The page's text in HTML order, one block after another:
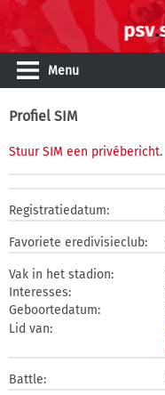
Menu
Profiel SIM
Stuur SIM een privébericht.
Registratiedatum:
Favoriete eredivisieclub:
Vak in het stadion:
Interesses:
Geboortedatum:
Lid van:
Battle: